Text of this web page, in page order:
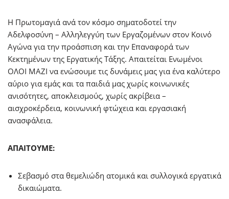
Η Πρωτομαγιά ανά τον κόσμο σηματοδοτεί την
Αδελφοσύνη – Αλληλεγγύη των Εργαζομένων στον Κοινό
Αγώνα για την προάσπιση και την Επαναφορά των
Κεκτημένων της Εργατικής Τάξης. Απαιτείται Ενωμένοι
ΟΛΟΙ ΜΑΖΙ να ενώσουμε τις δυνάμεις μας για ένα καλύτερο
αύριο για εμάς και τα παιδιά μας χωρίς κοινωνικές
ανισότητες, αποκλεισμούς, χωρίς ακρίβεια –
αισχροκέρδεια, κοινωνική φτώχεια και εργασιακή
ανασφάλεια.
ΑΠΑΙΤΟΥΜΕ:
Σεβασμό στα θεμελιώδη ατομικά και συλλογικά εργατικά
δικαιώματα.